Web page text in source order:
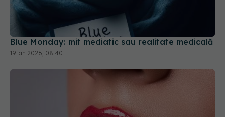
Blue Monday: mit mediatic sau realitate medicală
19 ian 2026, 08:40